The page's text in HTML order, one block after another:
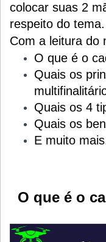
colocar suas 2
respeito do tema.
Com a leitura do
O que é o
Quais os
Quais os 4
Quais os
E muito
O que é o